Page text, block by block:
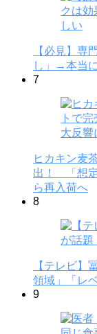
【必見】専
し」→本当
7
ヒカキン麦
出！ 「想定
ら再入荷へ
8
【テレビ】
領域」「レ
9